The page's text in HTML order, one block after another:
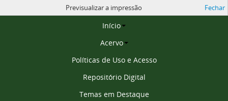
Página inicial
Início
Acervo
Políticas de Uso e Acesso
Repositório Digital
Temas em Destaque
Previsualizar a impressão Fechar